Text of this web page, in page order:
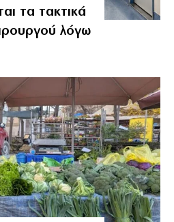
τα τακτικά
λόγω